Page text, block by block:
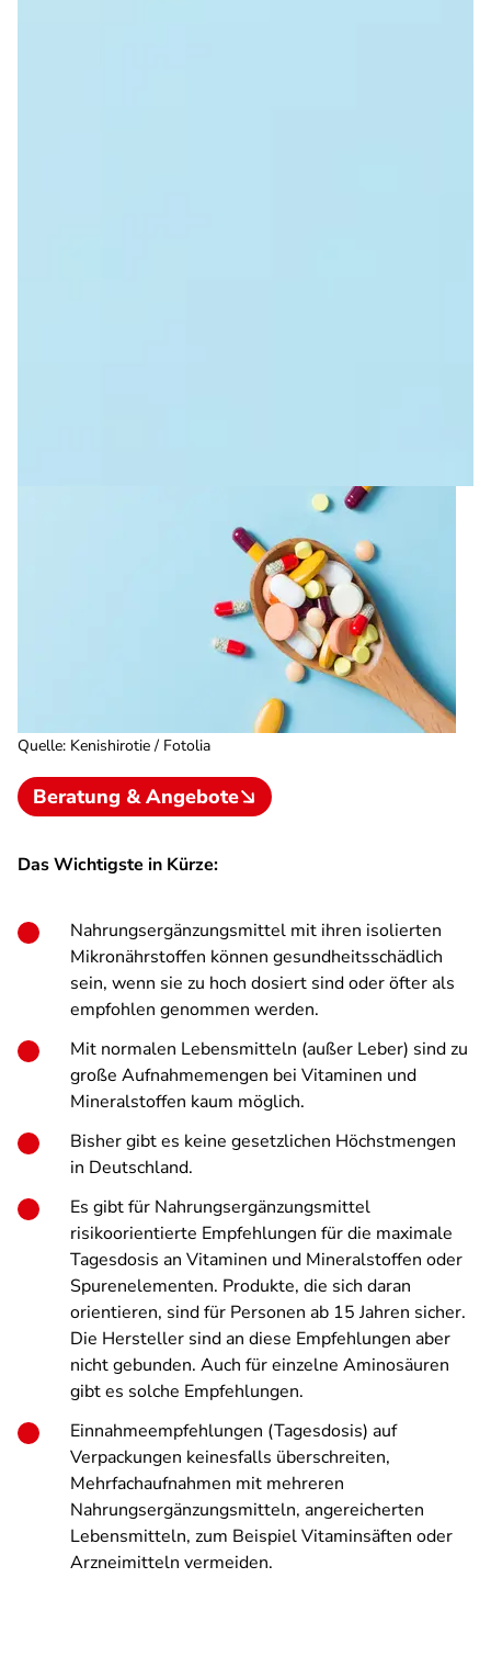
Quelle: Kenishirotie / Fotolia
Beratung & Angebote
Das Wichtigste in Kürze:
Nahrungsergänzungsmittel mit ihren isolierten
Mikronährstoffen können gesundheitsschädlich
sein, wenn sie zu hoch dosiert sind oder öfter als
empfohlen genommen werden.
Mit normalen Lebensmitteln (außer Leber) sind zu
große Aufnahmemengen bei Vitaminen und
Mineralstoffen kaum möglich.
Bisher gibt es keine gesetzlichen Höchstmengen
in Deutschland.
Es gibt für Nahrungsergänzungsmittel
risikoorientierte Empfehlungen für die maximale
Tagesdosis an Vitaminen und Mineralstoffen oder
Spurenelementen. Produkte, die sich daran
orientieren, sind für Personen ab 15 Jahren sicher.
Die Hersteller sind an diese Empfehlungen aber
nicht gebunden. Auch für einzelne Aminosäuren
gibt es solche Empfehlungen.
Einnahmeempfehlungen (Tagesdosis) auf
Verpackungen keinesfalls überschreiten,
Mehrfachaufnahmen mit mehreren
Nahrungsergänzungsmitteln, angereicherten
Lebensmitteln, zum Beispiel Vitaminsäften oder
Arzneimitteln vermeiden.